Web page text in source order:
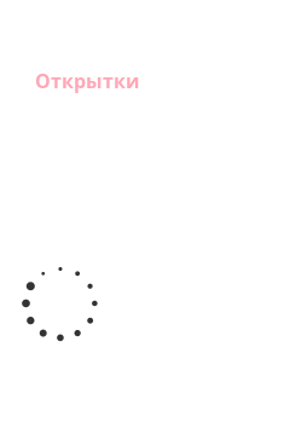
Открытки
гелиевый
цифра 1
(40х102